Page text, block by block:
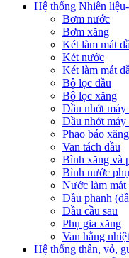
Hệ thống Nhiên
Bơm nước
Bơm xăng
Két làm mát
Két nước
Két làm mát
Bộ lọc dầu
Bộ lọc xăng
Dầu nhớt máy
Dầu nhớt máy
Phao báo xăng
Van tách dầu
Bình xăng và
Bình nước phụ
Nước làm mát
Dầu phanh
Dầu cầu sau
Phụ gia xăng
Van hằng nhiệt
Hệ thống thân, vỏ,